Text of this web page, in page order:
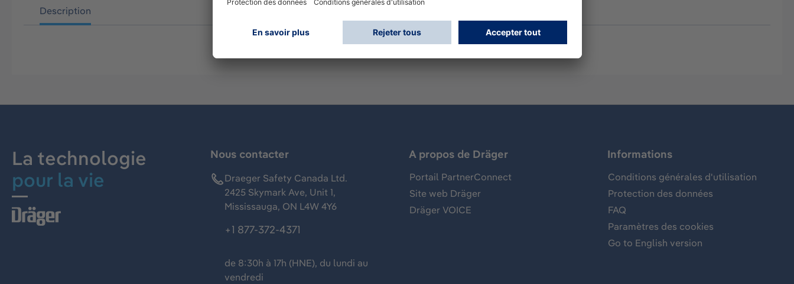
Description
La technologie
pour la vie
Nous contacter
Draeger Safety Canada Ltd.
2425 Skymark Ave, Unit 1,
Mississauga, ON L4W 4Y6
+1 877-372-4371
de 8:30h à 17h (HNE), du lundi au
vendredi
A propos de Dräger
Portail PartnerConnect
Site web Dräger
Dräger VOICE
Informations
Conditions générales d'utilisation
Protection des données
FAQ
Paramètres des cookies
Go to English version